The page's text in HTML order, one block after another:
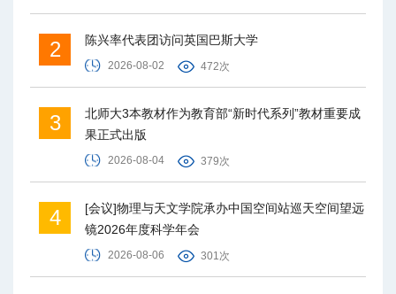
2 陈兴率代表团访问英国巴斯大学
2026-08-02 472次
3
北师大3本教材作为教育部“新时代系列”教材重要成
果正式出版
2026-08-04 379次
4
[会议]物理与天文学院承办中国空间站巡天空间望远
镜2026年度科学年会
2026-08-06 301次